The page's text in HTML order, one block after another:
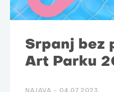
Srpanj bez
Art Parku